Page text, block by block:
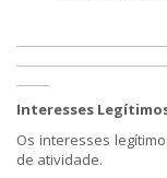
Interesses
Os interesses
de atividade.